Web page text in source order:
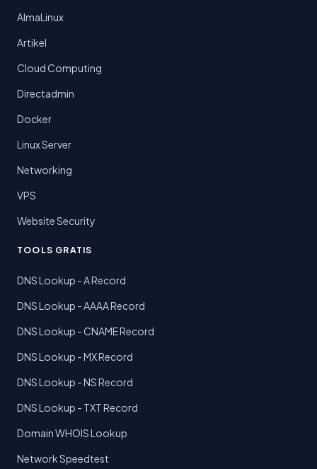
AlmaLinux
Artikel
Cloud Computing
Directadmin
Docker
Linux Server
Networking
VPS
Website Security
TOOLS GRATIS
DNS Lookup - A Record
DNS Lookup - AAAA Record
DNS Lookup - CNAME Record
DNS Lookup - MX Record
DNS Lookup - NS Record
DNS Lookup - TXT Record
Domain WHOIS Lookup
Network Speedtest